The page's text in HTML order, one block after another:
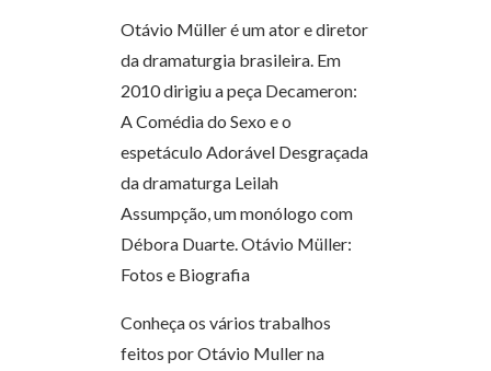
Otávio Müller é um ator e diretor
da dramaturgia brasileira. Em
2010 dirigiu a peça Decameron:
A Comédia do Sexo e o
espetáculo Adorável Desgraçada
da dramaturga Leilah
Assumpção, um monólogo com
Débora Duarte. Otávio Müller:
Fotos e Biografia
Conheça os vários trabalhos
feitos por Otávio Muller na